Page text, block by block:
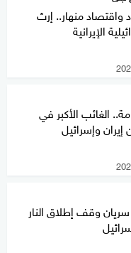
منهار.. إرث
الإيرانية
الغائب الأكبر في
إيران وإسرائيل
وقف إطلاق النار